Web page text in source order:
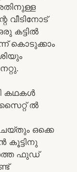
വീടിനോട്
കട്ടിൽ
കൊടുക്കാം
കഥകൾ
സൈറ്റ് ൽ
ഒക്കെ
കൂട്ടിനു
ഫുഡ്‌